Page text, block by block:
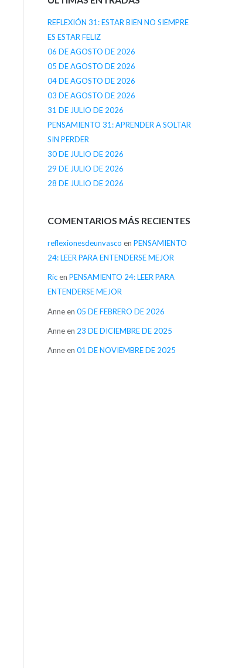
REFLEXIÓN 31: ESTAR BIEN NO SIEMPRE
ES ESTAR FELIZ
06 DE AGOSTO DE 2026
05 DE AGOSTO DE 2026
04 DE AGOSTO DE 2026
03 DE AGOSTO DE 2026
31 DE JULIO DE 2026
PENSAMIENTO 31: APRENDER A SOLTAR
SIN PERDER
30 DE JULIO DE 2026
29 DE JULIO DE 2026
28 DE JULIO DE 2026
COMENTARIOS MÁS RECIENTES
reflexionesdeunvasco en PENSAMIENTO
24: LEER PARA ENTENDERSE MEJOR
Ricen PENSAMIENTO 24: LEER PARA
ENTENDERSE MEJOR
Anneen 05 DE FEBRERO DE 2026
Anneen 23 DE DICIEMBRE DE 2025
Anneen 01 DE NOVIEMBRE DE 2025